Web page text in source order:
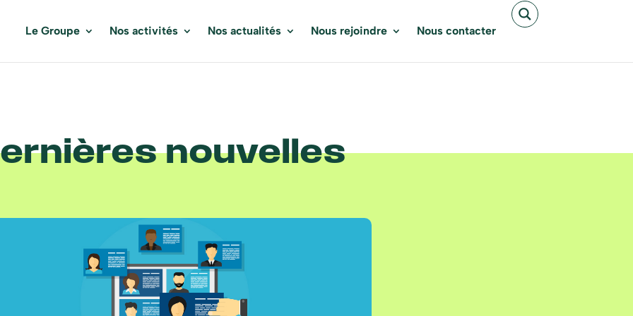
Le Groupe Nos activités Nos actualités Nous rejoindre Nous contacter
nouvelles